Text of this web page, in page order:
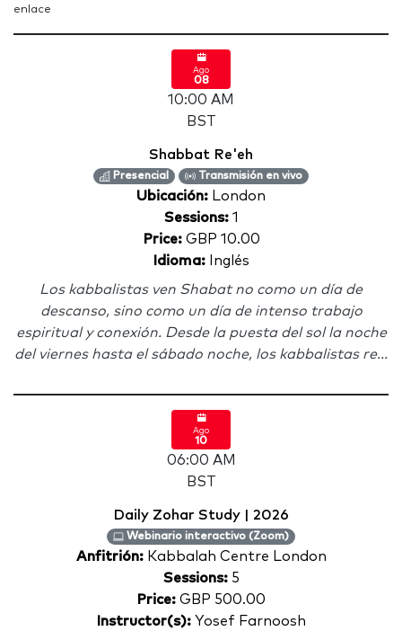
enlace
Ago
08
10:00 AM
BST
Shabbat Re'eh
Presencial Transmisión en vivo
Ubicación: London
Sessions:1
Price:GBP 10.00
Idioma: Inglés
Los kabbalistas ven Shabat no como un día de
descanso, sino como un día de intenso trabajo
espiritual y conexión. Desde la puesta del sol la noche
del viernes hasta el sábado noche, los kabbalistas re...
Ago
10
06:00 AM
BST
Daily Zohar Study | 2026
Webinario interactivo (Zoom)
Anfitrión: Kabbalah Centre London
Sessions:5
Price: GBP 500.00
Instructor(s): Yosef Farnoosh